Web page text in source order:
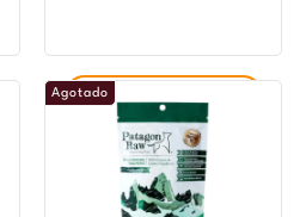
Agregar al carrito
Agotado